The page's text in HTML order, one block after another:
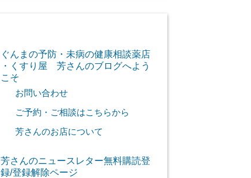
ぐんまの予防・未病の健康相談薬店
・くすり屋 芳さんのブログへよう
こそ
お問い合わせ
ご予約・ご相談はこちらから
芳さんのお店について
芳さんのニュースレター無料購読登
録/登録解除ページ